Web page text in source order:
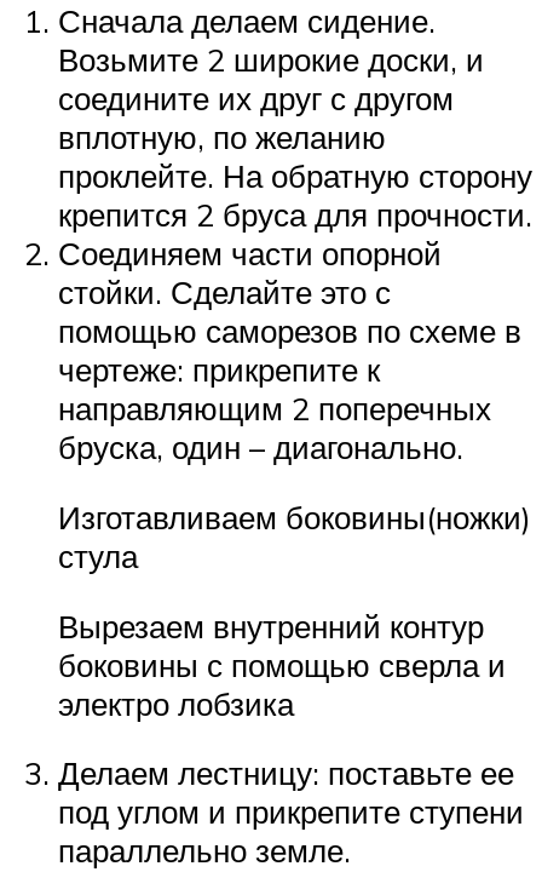
Сначала делаем сидение.
Возьмите 2 широкие доски, и
соедините их друг с другом
вплотную, по желанию
проклейте. На обратную сторону
крепится 2 бруса для прочности.
Соединяем части опорной
стойки. Сделайте это с
помощью саморезов по схеме в
чертеже: прикрепите к
направляющим 2 поперечных
бруска, один – диагонально.
Изготавливаем боковины(ножки)
стула
Вырезаем внутренний контур
боковины с помощью сверла и
электро лобзика
Делаем лестницу: поставьте ее
под углом и прикрепите ступени
параллельно земле.